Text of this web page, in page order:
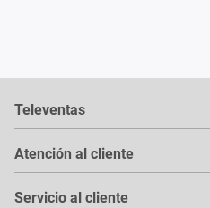
Televentas
Atención al cliente
Servicio al cliente